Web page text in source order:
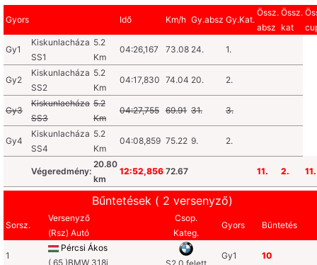
Gyors Idő Km/h Gy.absz Gy.Kat.
Össz.
absz
Össz.
kat
Gy1
Kiskunlacháza
SS1
5.2
Km
04:26,167 73.08 24. 1.
Gy2
Kiskunlacháza
SS2
5.2
Km
04:17,830 74.04 20. 2.
Gy3
Kiskunlacháza
SS3
5.2
Km
04:27,755 69.91 31. 3.
Gy4
Kiskunlacháza
SS4
5.2
Km
04:08,859 75.22 9. 2.
Végeredmény:
20.80
km
12:52,856 72.67 11. 2. 11.
Bűntetések ( 2 versenyző)
Sorsz.
Versenyző
(Rsz) Autó
Csop.
Kateg.
Gyors Büntetés
1
Pércsi Ákos
( 65 )BMW 318i
Gy1 10